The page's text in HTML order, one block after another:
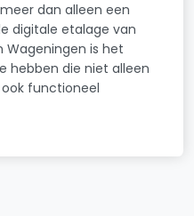
dan alleen een
digitale etalage van
Wageningen is het
hebben die niet alleen
ook functioneel